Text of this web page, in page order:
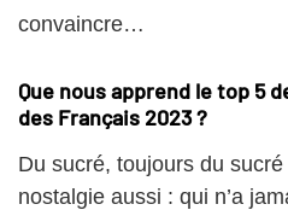
convaincre…
Que nous apprend le top 5
des Français 2023 ?
Du sucré, toujours du
nostalgie aussi : qui n’a